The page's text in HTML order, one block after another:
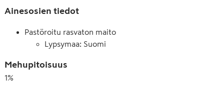
Ainesosien tiedot
Pastöroitu rasvaton maito
Lypsymaa: Suomi
Mehupitoisuus
1%